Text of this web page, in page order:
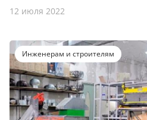
12 июля 2022
Инженерам и строителям